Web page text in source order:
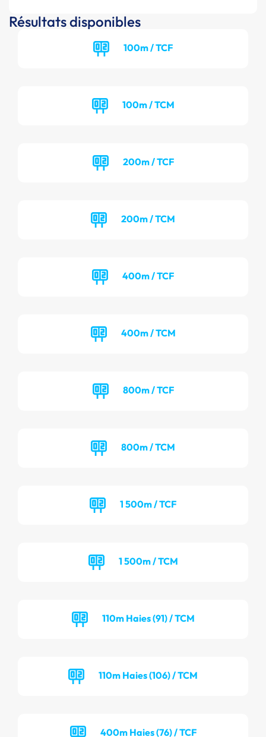
Résultats disponibles
100m / TCF
100m / TCM
200m / TCF
200m / TCM
400m / TCF
400m / TCM
800m / TCF
800m / TCM
1 500m / TCF
1 500m / TCM
110m Haies (91) / TCM
110m Haies (106) / TCM
400m Haies (76) / TCF